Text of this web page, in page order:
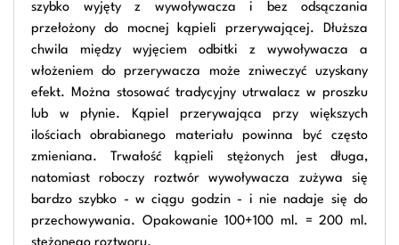
szybko wyjęty z wywoływacza i bez odsączania
przełożony do mocnej kąpieli przerywającej. Dłuższa
chwila między wyjęciem odbitki z wywoływacza a
włożeniem do przerywacza może zniweczyć uzyskany
efekt. Można stosować tradycyjny utrwalacz w proszku
lub w płynie. Kąpiel przerywająca przy większych
ilościach obrabianego materiału powinna być często
zmieniana. Trwałość kąpieli stężonych jest długa,
natomiast roboczy roztwór wywoływacza zużywa się
bardzo szybko - w ciągu godzin - i nie nadaje się do
przechowywania. Opakowanie 100+100 ml. = 200 ml.